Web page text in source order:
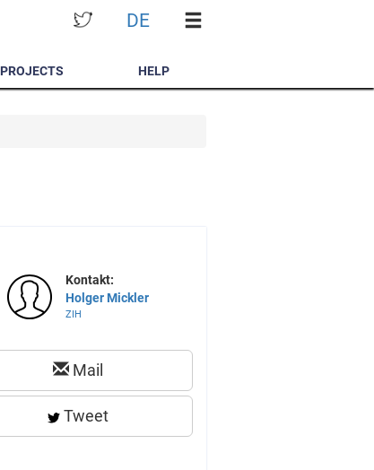
DE
PROJECTS HELP
Kontakt:
Holger Mickler
ZIH
Mail
Tweet